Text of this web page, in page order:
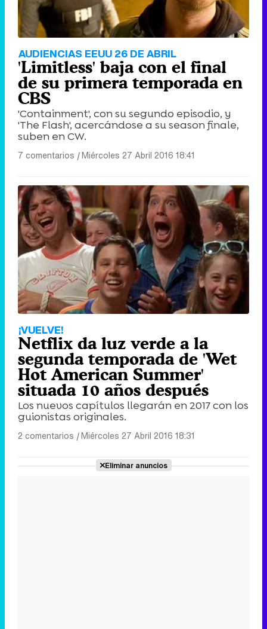
Tráiler de la tercera temporada de 'The Walking Dead: Dead City' de AMC+
AUDIENCIAS EEUU 26 DE ABRIL
'Limitless' baja con el final
de su primera temporada en
CBS
'Containment', con su segundo episodio, y
'The Flash', acercándose a su season finale,
suben en CW.
7 comentarios |Miércoles 27 Abril 2016 18:41
¡VUELVE!
Netflix da luz verde a la
segunda temporada de 'Wet
Hot American Summer'
situada 10 años después
Los nuevos capítulos llegarán en 2017 con los
guionistas originales.
2 comentarios |Miércoles 27 Abril 2016 18:31
Eliminar anuncios